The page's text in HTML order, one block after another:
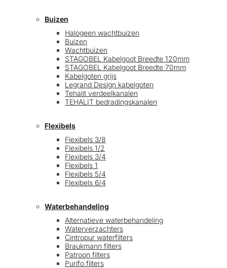
Buizen
Halogeen wachtbuizen
Buizen
Wachtbuizen
STAGOBEL Kabelgoot Breedte 120mm
STAGOBEL Kabelgoot Breedte 70mm
Kabelgoten grijs
Legrand Design kabelgoten
Tehalit verdeelkanalen
TEHALIT bedradingskanalen
Flexibels
Flexibels 3/8
Flexibels 1/2
Flexibels 3/4
Flexibels 1
Flexibels 5/4
Flexibels 6/4
Waterbehandeling
Alternatieve waterbehandeling
Waterverzachters
Cintropur waterfilters
Braukmann filters
Patroon filters
Purifo filters